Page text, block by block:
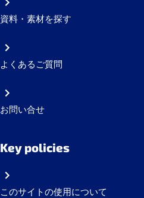
資料・素材を探す
よくあるご質問
お問い合せ
Key policies
このサイトの使用について